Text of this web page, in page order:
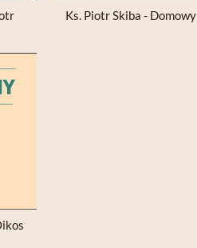
Ks. Piotr Skiba -